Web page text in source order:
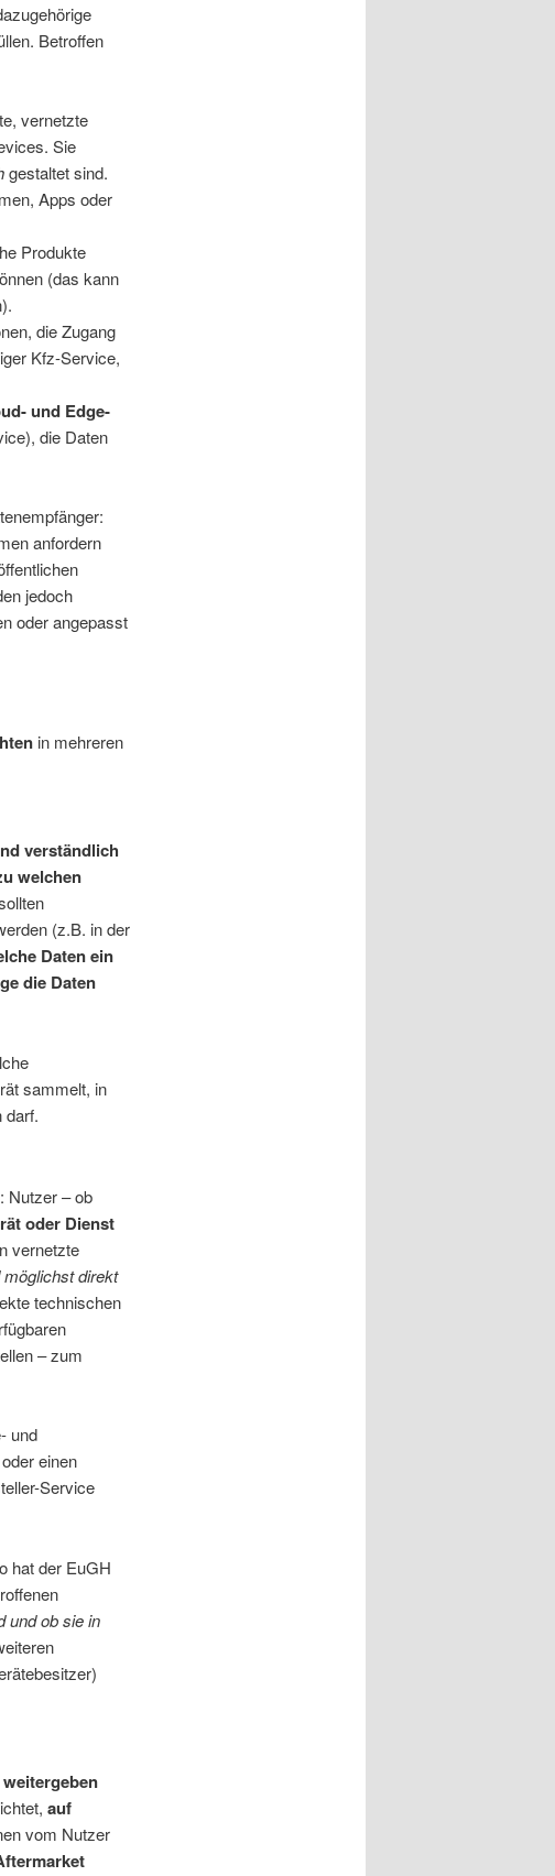
Betroffen
vernetzte
Sie
gestaltet sind.
Apps oder
Produkte
(das kann
die Zugang
Kfz-Service,
und Edge-
die Daten
anfordern
jedoch
oder angepasst
in mehreren
verständlich
welchen
(z.B. in der
Daten ein
die Daten
sammelt, in
darf.
: Nutzer – ob
oder Dienst
vernetzte
direkt
technischen
– zum
und
einen
Service
hat der EuGH
und ob sie in
auf
vom Nutzer